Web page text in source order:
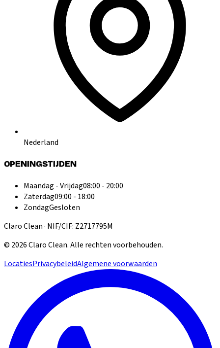
Nederland
OPENINGSTIJDEN
Maandag - Vrijdag08:00 - 20:00
Zaterdag09:00 - 18:00
ZondagGesloten
Claro Clean · NIF/CIF: Z2717795M
© 2026Claro Clean.Alle rechten voorbehouden.
LocatiesPrivacybeleidAlgemene voorwaarden